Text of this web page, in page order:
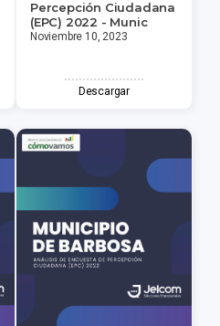
Percepción Ciudadana
(EPC) 2022 - Munic
Noviembre 10, 2023
Descargar